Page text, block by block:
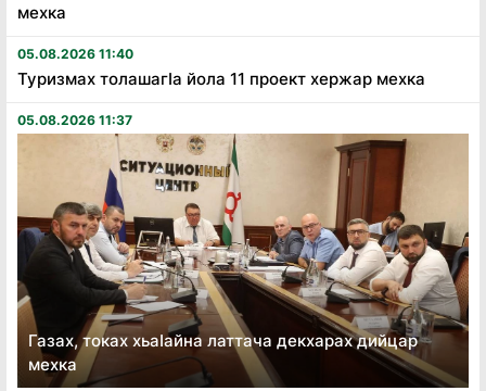
мехка
05.08.2026 11:40
Туризмах толашагӏа йола 11 проект хержар мехка
05.08.2026 11:37
Газах, токах хьаӏайна латтача декхарах дийцар
мехка